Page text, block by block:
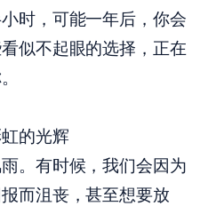
时，可能一年后，你会
似不起眼的选择，正在
的光辉
。有时候，我们会因为
而沮丧，甚至想要放